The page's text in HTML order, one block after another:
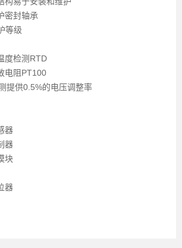
密封轴承
等级
度检测RTD
电阻PT100
提供0.5%的电压调整率
器
器
块
器